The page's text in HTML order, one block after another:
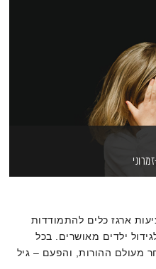
ארגז כלים להתמודדות
ילדים מאושרים. בכל
מעולם ההורות, והפעם – גיל